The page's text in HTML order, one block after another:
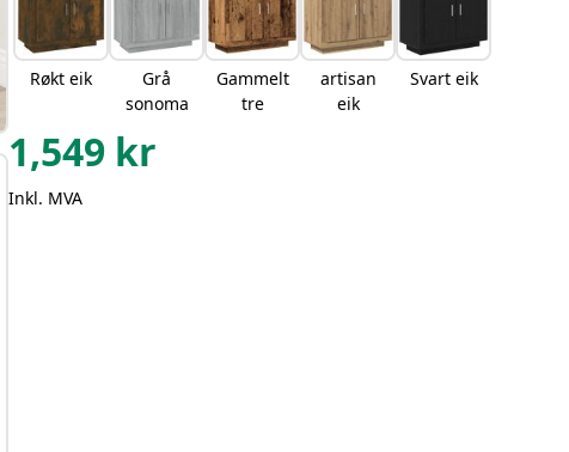
Røkt eik
Grå
sonoma
Gammelt
tre
artisan
eik
Svart eik
1,549 kr
Inkl. MVA